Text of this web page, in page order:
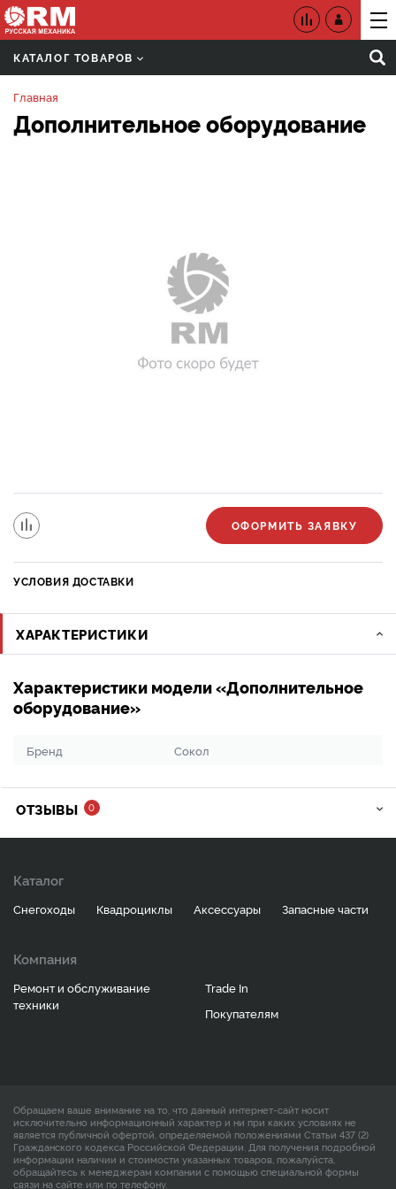
КАТАЛОГ ТОВАРОВ
Главная
Дополнительное оборудование
ОФОРМИТЬ ЗАЯВКУ
УСЛОВИЯ ДОСТАВКИ
ХАРАКТЕРИСТИКИ
Характеристики модели «Дополнительное
оборудование»
Бренд Сокол
ОТЗЫВЫ 0
Каталог
Снегоходы Квадроциклы Аксессуары Запасные части
Компания
Ремонт и обслуживание
техники
Trade In
Покупателям
Обращаем ваше внимание на то, что данный интернет-сайт носит
исключительно информационный характер и ни при каких условиях не
является публичной офертой, определяемой положениями Статьи 437 (2)
Гражданского кодекса Российской Федерации. Для получения подробной
информации наличии и стоимости указанных товаров, пожалуйста,
обращайтесь к менеджерам компании с помощью специальной формы
связи на сайте или по телефону.